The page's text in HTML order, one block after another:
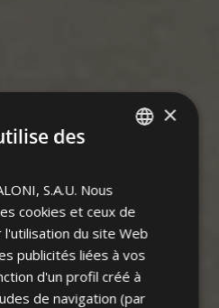
ENGLISH
GERMAN
PORTUGUESE
×
des
S.A.U. Nous
cookies et ceux de
du site Web
publicités liées à vos
d'un profil créé à
de navigation (par